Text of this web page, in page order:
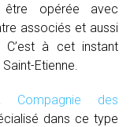
être opérée avec
associés et aussi
C’est à cet instant
Etienne.
Compagnie des
dans ce type